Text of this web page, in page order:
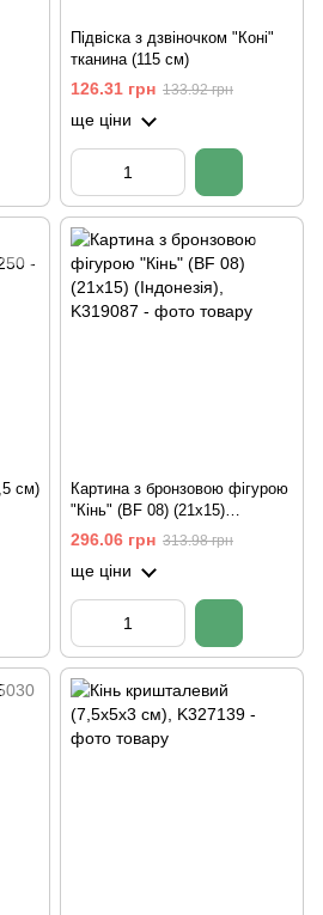
Підвіска з дзвіночком "Коні"
тканина (115 см)
126.31 грн 133.92 грн
ще ціни
см)
Картина з бронзовою фігурою
"Кінь" (BF 08) (21x15)
(Індонезія)
296.06 грн 313.98 грн
ще ціни